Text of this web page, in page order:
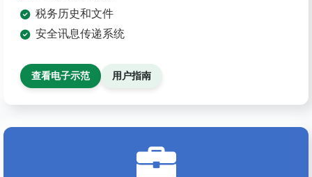
税务历史和文件
安全讯息传递系统
查看电子示范 用户指南